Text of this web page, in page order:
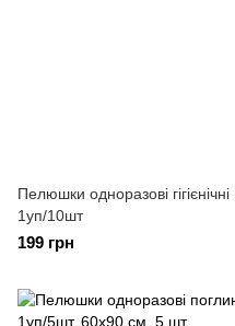
Пелюшки одноразові
1уп/10шт
199 грн